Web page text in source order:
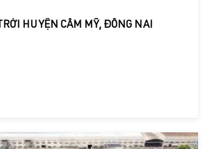
HUYỆN CẨM MỸ, ĐỒNG NAI